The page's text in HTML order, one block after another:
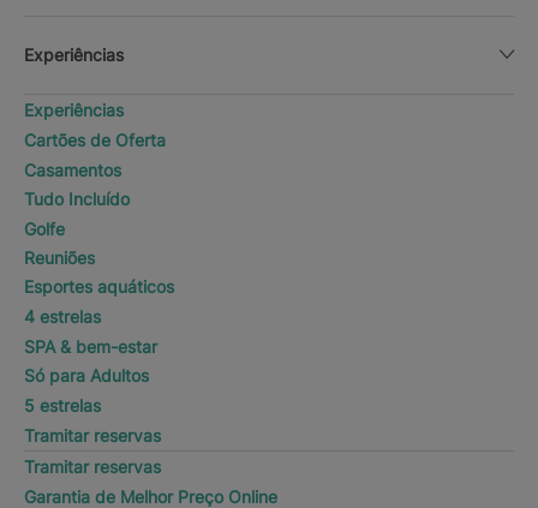
Experiências
Experiências
Cartões de Oferta
Casamentos
Tudo Incluído
Golfe
Reuniões
Esportes aquáticos
4 estrelas
SPA & bem-estar
Só para Adultos
5 estrelas
Tramitar reservas
Tramitar reservas
Garantia de Melhor Preço Online